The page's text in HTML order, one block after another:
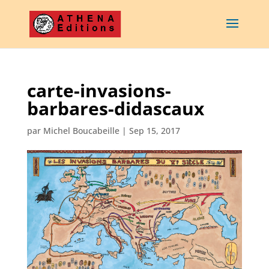
carte-invasions-
barbares-didascaux
par Michel Boucabeille| Sep 15, 2017